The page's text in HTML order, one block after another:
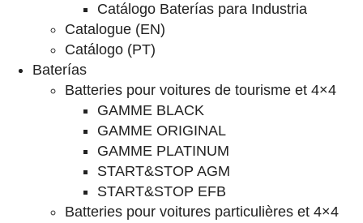
Catálogo Baterías para Industria
Catalogue (EN)
Catálogo (PT)
Baterías
Batteries pour voitures de tourisme et 4×4
GAMME BLACK
GAMME ORIGINAL
GAMME PLATINUM
START&STOP AGM
START&STOP EFB
Batteries pour voitures particulières et 4×4